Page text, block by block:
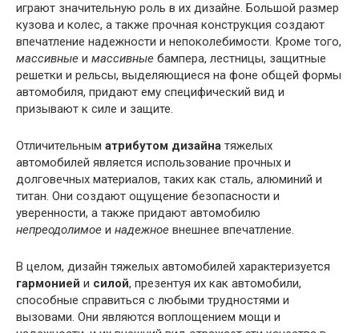
играют значительную роль в их дизайне. Большой размер
кузова и колес, а также прочная конструкция создают
впечатление надежности и непоколебимости. Кроме того,
массивные и массивные бампера, лестницы, защитные
решетки и рельсы, выделяющиеся на фоне общей формы
автомобиля, придают ему специфический вид и
призывают к силе и защите.
Отличительным атрибутом дизайна тяжелых
автомобилей является использование прочных и
долговечных материалов, таких как сталь, алюминий и
титан. Они создают ощущение безопасности и
уверенности, а также придают автомобилю
непреодолимое и надежное внешнее впечатление.
В целом, дизайн тяжелых автомобилей характеризуется
гармонией и силой, презентуя их как автомобили,
способные справиться с любыми трудностями и
вызовами. Они являются воплощением мощи и